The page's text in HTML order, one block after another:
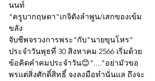
นนท์
"ครูบากฤษดา"เกจิดังลำพูน/เสกของเข้ม
ขลัง
จับชีพจรวงการพระ"กับ"นายขุนโหร"
ประจำวันพุธที่ 30 สิงหาคม 2566 เริ่มด้วย
ข้อคิดคำคมประจำวัน😊"...."อย่ามัวขอ
พรแต่สิ่งศักดิ์สิทธิ์ จงลงมือทำนั่นแล ถึงจะ